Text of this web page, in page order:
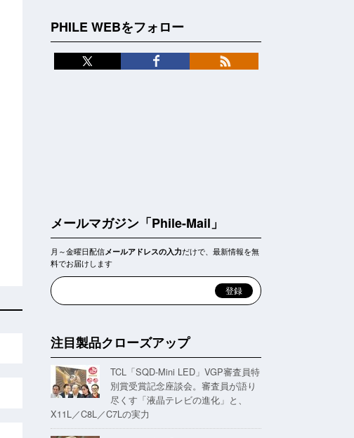
PHILE WEBをフォロー
メールマガジン「Phile-Mail」
月～金曜日配信メールアドレスの入力だけで、最新情報を無
料でお届けします
注目製品クローズアップ
TCL「SQD-Mini LED」VGP審査員特
別賞受賞記念座談会。審査員が語り
尽くす「液晶テレビの進化」と、
X11L／C8L／C7Lの実力